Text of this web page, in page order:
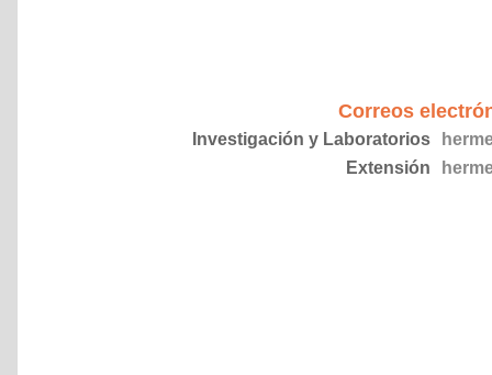
Correos
Investigación y Laboratorios
Extensión